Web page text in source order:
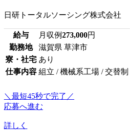
日研トータルソーシング株式会社
給与 月収例273,000円
勤務地
滋賀県 草津市
寮・社宅 あり
仕事内容 組立 / 機械系工場 / 交替制
＼最短45秒で完了／
応募へ進む
詳しく